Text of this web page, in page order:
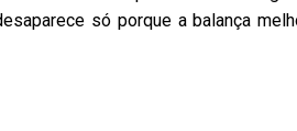
só porque a balança